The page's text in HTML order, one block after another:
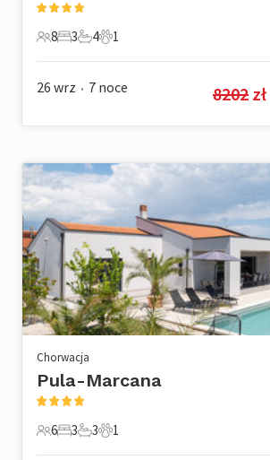
8 Goście
8
3 Sypialnie
3
4 Łazienki
4
1 Zwierzę domowe
1
26 wrz • 7 noce 8202 zł
Chorwacja
Pula-Marcana
6 Goście
6
3 Sypialnie
3
3 Łazienki
3
1 Zwierzę domowe
1